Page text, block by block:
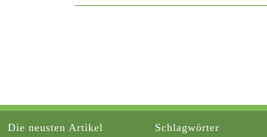
Die neusten Artikel Schlagwörter